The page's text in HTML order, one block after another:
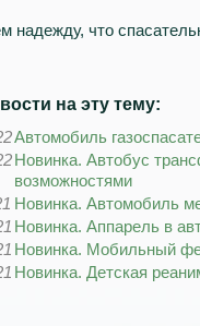
надежду, что
на эту тему:
Автомобиль
Новинка. Автобус
возможностями
Новинка. Автомобиль
Новинка. Аппарель в
Новинка. Мобильный
Новинка. Детская